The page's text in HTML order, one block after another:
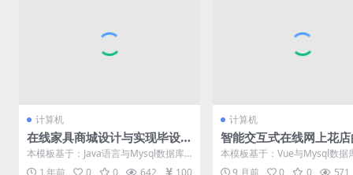
计算机
在线家具商城设计与实现毕设
模板 毕业设计模板及毕业论文
与任务书
本模板基于：Java语言与Mysql数据库
开发 系统实现 这个环节需要使用前面
1 年前 0 0 642 100
计算机
智能交互式在线网上花
发毕设模板 毕业设计模
业论文与任务书
本模板基于：Vue与Mysql数据
系统功能实现 系统实现部分就
9 月前 0 0 571